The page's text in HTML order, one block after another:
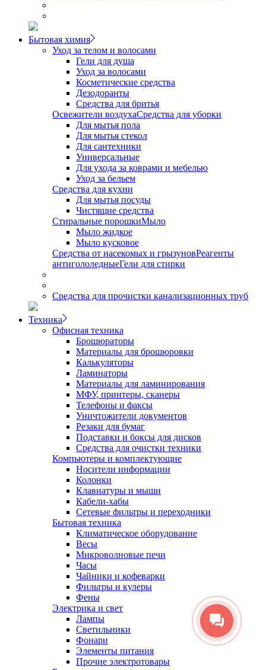
Бытовая химия
Уход за телом и волосами
Гели для душа
Уход за волосами
Косметические средства
Дезодоранты
Средства для бритья
Освежители воздухаСредства для уборки
Для мытья пола
Для мытья стекол
Для сантехники
Универсальные
Для ухода за коврами и мебелью
Уход за бельем
Средства для кухни
Для мытья посуды
Чистящие средства
Стиральные порошкиМыло
Мыло жидкое
Мыло кусковое
Средства от насекомых и грызуновРеагенты
антигололедныеГели для стирки
Средства для прочистки канализационных труб
Техника
Офисная техника
Брошюраторы
Материалы для брошюровки
Калькуляторы
Ламинаторы
Материалы для ламинирования
МФУ, принтеры, сканеры
Телефоны и факсы
Уничтожители документов
Резаки для бумаг
Подставки и боксы для дисков
Средства для очистки техники
Компьютеры и комплектующие
Носители информации
Колонки
Клавиатуры и мыши
Кабели-хабы
Сетевые фильтры и переходники
Бытовая техника
Климатическое оборудование
Весы
Микроволновые печи
Часы
Чайники и кофеварки
Фильтры и кулеры
Фены
Электрика и свет
Лампы
Светильники
Фонари
Элементы питания
Прочие электротовары